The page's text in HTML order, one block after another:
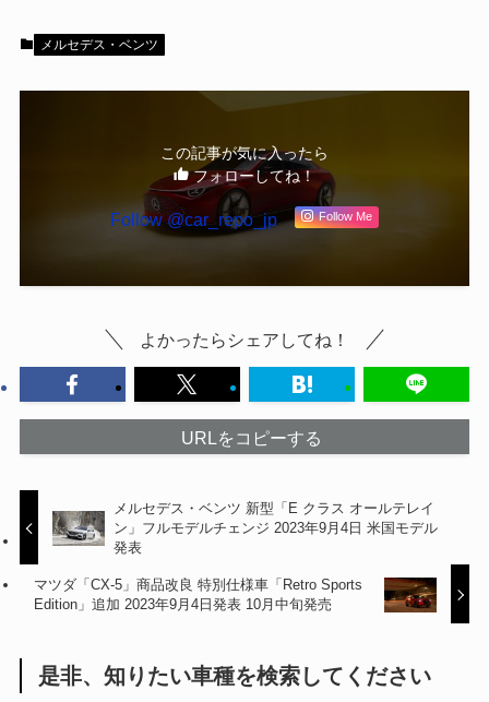
メルセデス・ベンツ
この記事が気に入ったら
フォローしてね！
Follow @car_repo_jp Follow Me
よかったらシェアしてね！
URLをコピーする
メルセデス・ベンツ 新型「E クラス オールテレイ
ン」フルモデルチェンジ 2023年9月4日 米国モデル
発表
マツダ「CX-5」商品改良 特別仕様車「Retro Sports
Edition」追加 2023年9月4日発表 10月中旬発売
是非、知りたい車種を検索してください